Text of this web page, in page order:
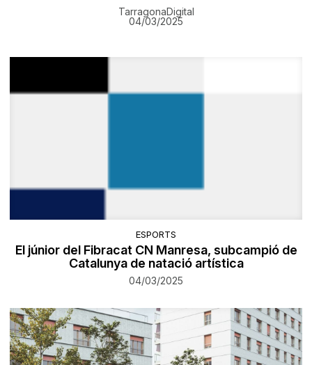
TarragonaDigital
04/03/2025
ESPORTS
El júnior del Fibracat CN Manresa, subcampió de
Catalunya de natació artística
04/03/2025